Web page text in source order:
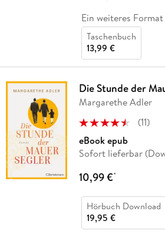
Ein weiteres Format
Taschenbuch
13,99 €
Die Stunde der
Margarethe Adler
(11)
eBook epub
Sofort lieferbar
10,99 €*
Hörbuch Download
19,95 €